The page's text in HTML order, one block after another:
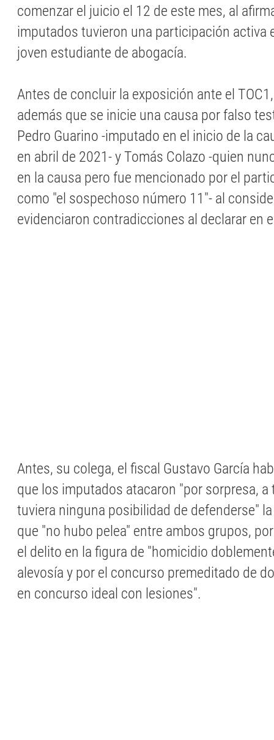
comenzar el juicio el 12 de este mes, al
imputados tuvieron una participación activa
joven estudiante de abogacía.
Antes de concluir la exposición ante el
además que se inicie una causa por falso
Pedro Guarino -imputado en el inicio de la
en abril de 2021- y Tomás Colazo -quien
en la causa pero fue mencionado por el
como "el sospechoso número 11"- al
evidenciaron contradicciones al declarar en
Antes, su colega, el fiscal Gustavo García
que los imputados atacaron "por sorpresa,
tuviera ninguna posibilidad de defenderse"
que "no hubo pelea" entre ambos grupos,
el delito en la figura de "homicidio
alevosía y por el concurso premeditado de
en concurso ideal con lesiones".